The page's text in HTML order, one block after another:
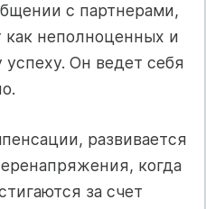
с партнерами,
как неполноценных и
Он ведет себя
развивается
когда
за счет